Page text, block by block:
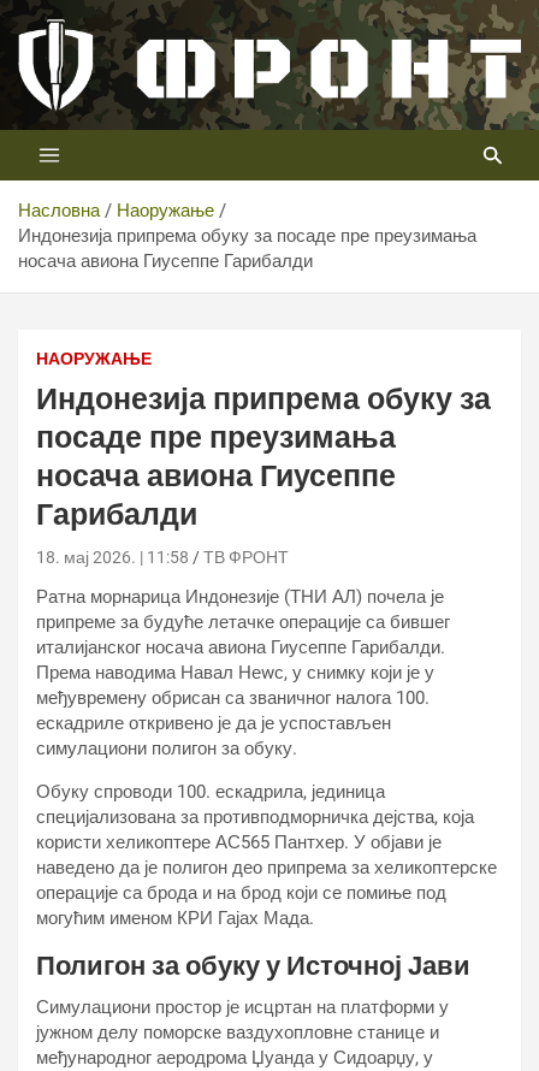
Скип
цонтент
Телевизија ФРОНТ
Први војни канал у Србији
Насловна
Наоружање
Индонезија припрема обуку за посаде пре преузимања
носача авиона Гиусеппе Гарибалди
НАОРУЖАЊЕ
Индонезија припрема обуку за
посаде пре преузимања
носача авиона Гиусеппе
Гарибалди
18. мај 2026. | 11:58 ТВ ФРОНТ
Ратна морнарица Индонезије (ТНИ АЛ) почела је
припреме за будуће летачке операције са бившег
италијанског носача авиона Гиусеппе Гарибалди.
Према наводима Навал Неwс, у снимку који је у
међувремену обрисан са званичног налога 100.
ескадриле откривено је да је успостављен
симулациони полигон за обуку.
Обуку спроводи 100. ескадрила, јединица
специјализована за противподморничка дејства, која
користи хеликоптере АС565 Пантхер. У објави је
наведено да је полигон део припрема за хеликоптерске
операције са брода и на брод који се помиње под
могућим именом КРИ Гајах Мада.
Полигон за обуку у Источној Јави
Симулациони простор је исцртан на платформи у
јужном делу поморске ваздухопловне станице и
међународног аеродрома Џуанда у Сидоарџу, у